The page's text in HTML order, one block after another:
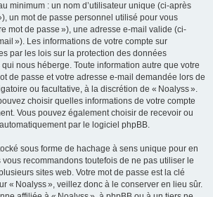
minimum : un nom d’utilisateur unique (ci-après
un mot de passe personnel utilisé pour vous
mot de passe »), une adresse e-mail valide (ci-
»). Les informations de votre compte sur
par les lois sur la protection des données
nous héberge. Toute information autre que votre
de passe et votre adresse e-mail demandée lors de
ou facultative, à la discrétion de « Noalyss ».
choisir quelles informations de votre compte
Vous pouvez également choisir de recevoir ou
par le logiciel phpBB.
sous forme de hachage à sens unique pour en
recommandons toutefois de ne pas utiliser le
sites web. Votre mot de passe est la clé
« Noalyss », veillez donc à le conserver en lieu sûr.